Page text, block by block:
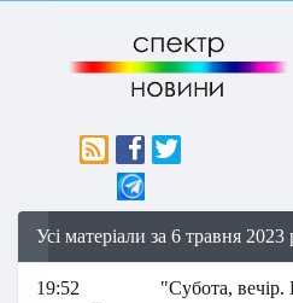
Усі матеріали за 6 травня
19:52
"Субота,